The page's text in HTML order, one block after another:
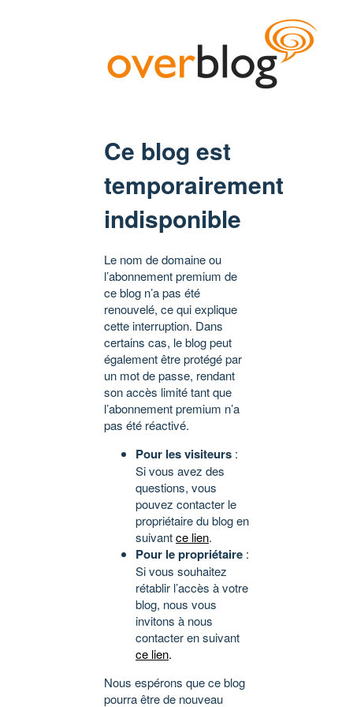
Ce blog est
temporairement
indisponible
Le nom de domaine ou
l’abonnement premium de
ce blog n’a pas été
renouvelé, ce qui explique
cette interruption. Dans
certains cas, le blog peut
également être protégé par
un mot de passe, rendant
son accès limité tant que
l’abonnement premium n’a
pas été réactivé.
Pour les visiteurs :
Si vous avez des
questions, vous
pouvez contacter le
propriétaire du blog en
suivantce lien.
Pour le propriétaire :
Si vous souhaitez
rétablir l’accès à votre
blog, nous vous
invitons à nous
contacter en suivant
ce lien.
Nous espérons que ce blog
pourra être de nouveau